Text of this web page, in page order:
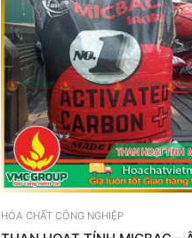
HÓA CHẤT CÔNG NGHIỆP